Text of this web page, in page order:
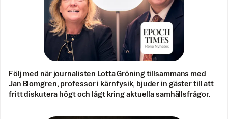
Följ med när journalisten Lotta Gröning tillsammans med
Jan Blomgren, professor i kärnfysik, bjuder in gäster till att
fritt diskutera högt och lågt kring aktuella samhällsfrågor.